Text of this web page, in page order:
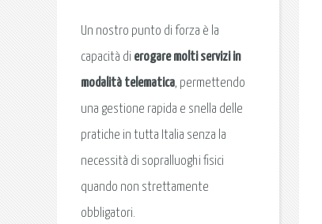
Un nostro punto di forza è la
capacità di erogare molti servizi in
modalità telematica, permettendo
una gestione rapida e snella delle
pratiche in tutta Italia senza la
necessità di sopralluoghi fisici
quando non strettamente
obbligatori.